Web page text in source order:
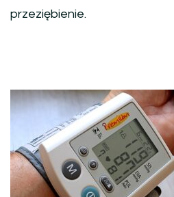
przeziębienie.
Nawigacja
wpisu